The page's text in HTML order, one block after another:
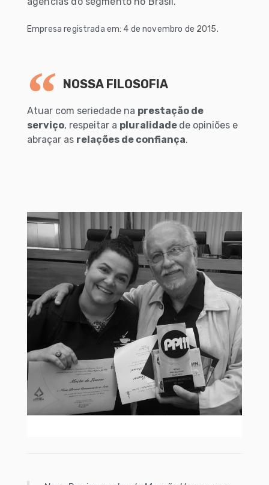
Empresa registrada em: 4 de novembro de 2015.
NOSSA FILOSOFIA
Atuar com seriedade na prestação de
serviço, respeitar a pluralidade de opiniões e
abraçar as relações de confiança.